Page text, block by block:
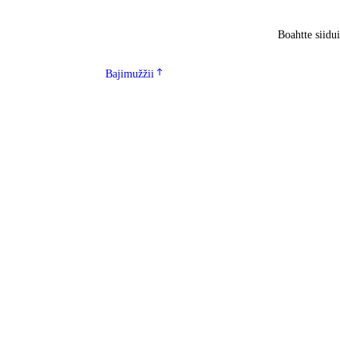
Boahtte siidui
Bajimužžii